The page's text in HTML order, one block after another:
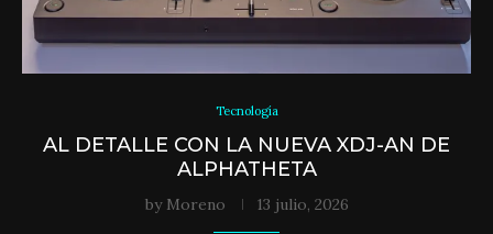
Tecnología
AL DETALLE CON LA NUEVA XDJ-AN DE
ALPHATHETA
by Moreno 13 julio, 2026